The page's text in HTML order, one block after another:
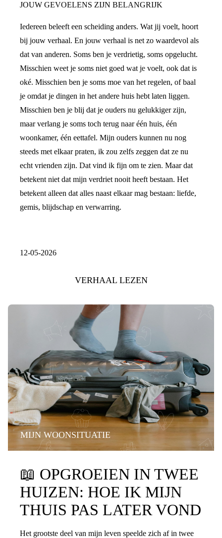
JOUW GEVOELENS ZIJN BELANGRIJK
Iedereen beleeft een scheiding anders. Wat jij voelt, hoort
bij jouw verhaal. En jouw verhaal is net zo waardevol als
dat van anderen. Soms ben je verdrietig, soms opgelucht.
Misschien weet je soms niet goed wat je voelt, ook dat is
oké. Misschien ben je soms moe van het regelen, of baal
je omdat je dingen in het andere huis hebt laten liggen.
Misschien ben je blij dat je ouders nu gelukkiger zijn,
maar verlang je soms toch terug naar één huis, één
woonkamer, één eettafel. Mijn ouders kunnen nu nog
steeds met elkaar praten, ik zou zelfs zeggen dat ze nu
echt vrienden zijn. Dat vind ik fijn om te zien. Maar dat
betekent niet dat mijn verdriet nooit heeft bestaan. Het
betekent alleen dat alles naast elkaar mag bestaan: liefde,
gemis, blijdschap en verwarring.
12-05-2026
VERHAAL LEZEN
MIJN WOONSITUATIE
📖 OPGROEIEN IN TWEE
HUIZEN: HOE IK MIJN
THUIS PAS LATER VOND
Het grootste deel van mijn leven speelde zich af in twee